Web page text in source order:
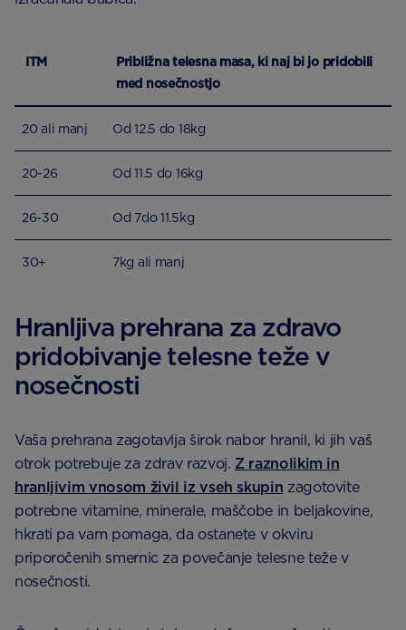
ITM
Približna telesna masa, ki naj bi jo pridobili
med nosečnostjo
20 ali manj Od 12.5 do 18kg
20-26 Od 11.5 do 16kg
26-30 Od 7do 11.5kg
30+ 7kg ali manj
Hranljiva prehrana za zdravo
pridobivanje telesne teže v
nosečnosti
Vaša prehrana zagotavlja širok nabor hranil, ki jih vaš
otrok potrebuje za zdrav razvoj. Z raznolikim in
hranljivim vnosom živil iz vsehskupin zagotovite
potrebne vitamine, minerale, maščobe in beljakovine,
hkrati pa vam pomaga, da ostanete v okviru
priporočenih smernic za povečanje telesne teže v
nosečnosti.